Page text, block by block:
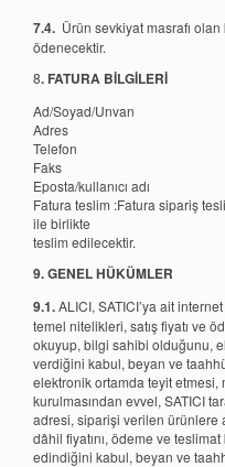
7.4. Ürün sevkiyat masrafı
ödenecektir.
8. FATURA BİLGİLERİ
Ad/Soyad/Unvan
Adres
Telefon
Faks
Eposta/kullanıcı adı
Fatura teslim :Fatura sipariş
ile birlikte
teslim edilecektir.
9. GENEL HÜKÜMLER
9.1.ALICI, SATICI’ya ait
temel nitelikleri, satış fiyatı ve
okuyup, bilgi sahibi olduğunu,
verdiğini kabul, beyan ve
elektronik ortamda teyit etmesi,
kurulmasından evvel, SATICI
adresi, siparişi verilen
dâhil fiyatını, ödeme ve
edindiğini kabul, beyan ve